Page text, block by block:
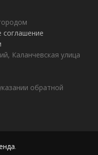
соглашение
Каланчевская улица
обратной
.